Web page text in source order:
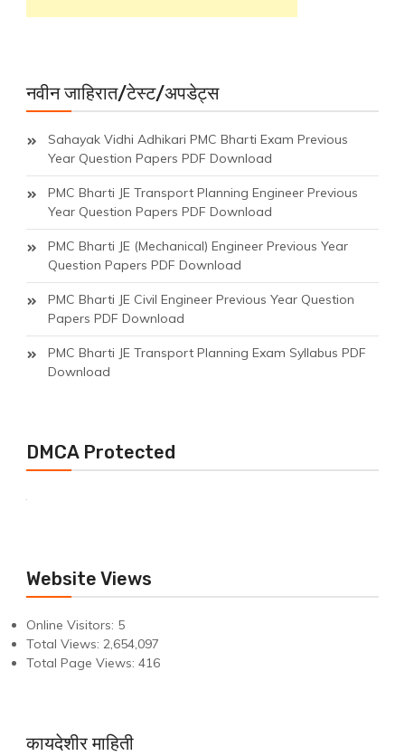
नवीन जाहिरात/टेस्ट/अपडेट्स
Sahayak Vidhi Adhikari PMC Bharti Exam Previous
Year Question Papers PDF Download
PMC Bharti JE Transport Planning Engineer Previous
Year Question Papers PDF Download
PMC Bharti JE (Mechanical) Engineer Previous Year
Question Papers PDF Download
PMC Bharti JE Civil Engineer Previous Year Question
Papers PDF Download
PMC Bharti JE Transport Planning Exam Syllabus PDF
Download
DMCA Protected
Website Views
Online Visitors: 5
Total Views: 2,654,097
Total Page Views: 416
कायदेशीर माहिती